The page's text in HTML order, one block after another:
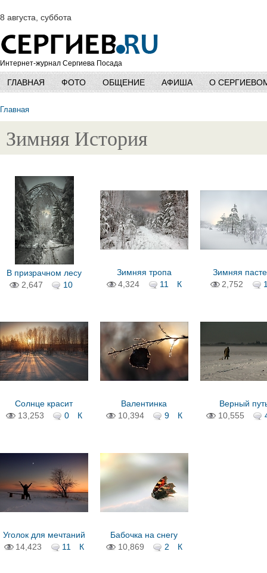
8 августа, суббота
Интернет-журнал Сергиева Посада
ГЛАВНАЯ ФОТО ОБЩЕНИЕ АФИША О
Главная
Зимняя История
В призрачном лесу
2,647
10
Зимняя тропа
4,324
11 К
Зимняя
2,752
Солнце красит
13,253
0 К
Валентинка
10,394
9 К
Верный
10,555
Уголок для мечтаний
14,423
11 К
Бабочка на снегу
10,869
2 К